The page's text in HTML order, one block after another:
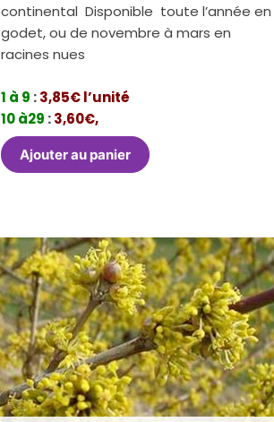
continental Disponible toute l’année en
godet, ou de novembre à mars en
racines nues
1 à 9 :3,85€ l’unité
10 à29 :3,60€,
Ajouter au panier